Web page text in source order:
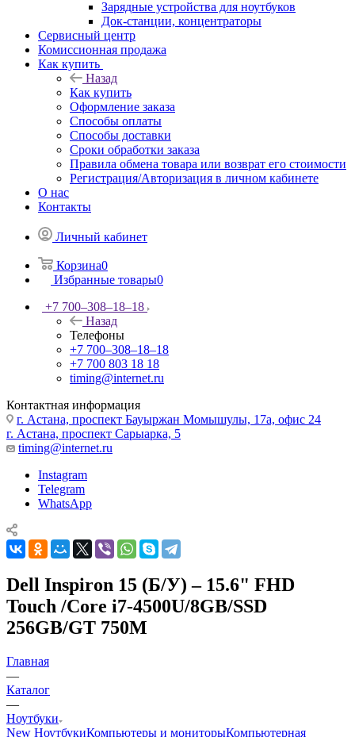
Зарядные устройства для ноутбуков
Док-станции, концентраторы
Сервисный центр
Комиссионная продажа
Как купить
Назад
Как купить
Оформление заказа
Способы оплаты
Способы доставки
Сроки обработки заказа
Правила обмена товара или возврат его стоимости
Регистрация/Авторизация в личном кабинете
О нас
Контакты
Личный кабинет
Корзина0
Избранные товары0
+7 700‒308‒18‒18
Назад
Телефоны
+7 700‒308‒18‒18
+7 700 803 18 18
timing@internet.ru
Контактная информация
г. Астана, проспект Бауыржан Момышулы, 17а, офис 24
г. Астана, проспект Сарыарка, 5
timing@internet.ru
Instagram
Telegram
WhatsApp
Dell Inspiron 15 (Б/У) – 15.6" FHD
Touch /Core i7-4500U/8GB/SSD
256GB/GT 750M
Главная
—
Каталог
—
Ноутбуки
New НоутбукиКомпьютеры и мониторыКомпьютерная